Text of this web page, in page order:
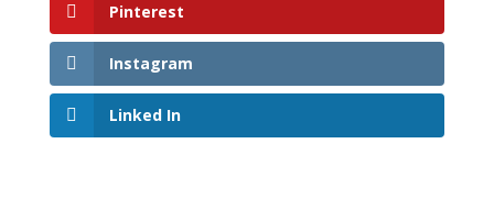
Pinterest
Instagram
Linked In